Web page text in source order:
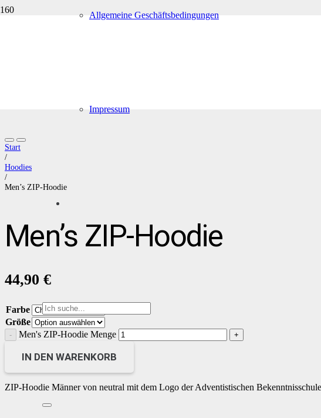
Allgemeine Geschäftsbedingungen
Impressum
Start
/
Hoodies
/
Men’s ZIP-Hoodie
Men’s ZIP-Hoodie
44,90 €
Farbe
Größe
Men's ZIP-Hoodie Menge
IN DEN WARENKORB
ZIP-Hoodie Männer von neutral mit dem Logo der Adventistischen